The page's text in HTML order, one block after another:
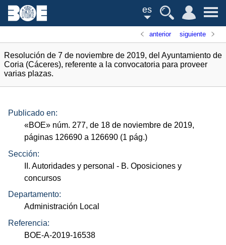
es
anterior siguiente
Resolución de 7 de noviembre de 2019, del Ayuntamiento de
Coria (Cáceres), referente a la convocatoria para proveer
varias plazas.
Publicado en:
«BOE» núm. 277, de 18 de noviembre de 2019,
páginas 126690 a 126690 (1 pág.)
Sección:
II. Autoridades y personal - B. Oposiciones y
concursos
Departamento:
Administración Local
Referencia:
BOE-A-2019-16538